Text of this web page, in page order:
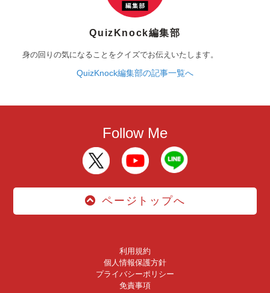
QuizKnock編集部
身の回りの気になることをクイズでお伝えいたします。
QuizKnock編集部の記事一覧へ
Follow Me
ページトップへ
利用規約
個人情報保護方針
プライバシーポリシー
免責事項